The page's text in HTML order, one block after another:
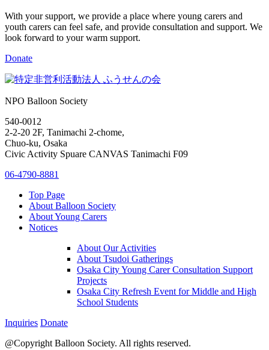
With your support, we provide a place where young carers and
youth carers can feel safe, and provide consultation and support. We
look forward to your warm support.
Donate
NPO Balloon Society
540-0012
2-2-20 2F, Tanimachi 2-chome,
Chuo-ku, Osaka
Civic Activity Spuare CANVAS Tanimachi F09
06-4790-8881
Top Page
About Balloon Society
About Young Carers
Notices
About Our Activities
About Tsudoi Gatherings
Osaka City Young Carer Consultation Support
Projects
Osaka City Refresh Event for Middle and High
School Students
Inquiries Donate
@Copyright Balloon Society. All rights reserved.